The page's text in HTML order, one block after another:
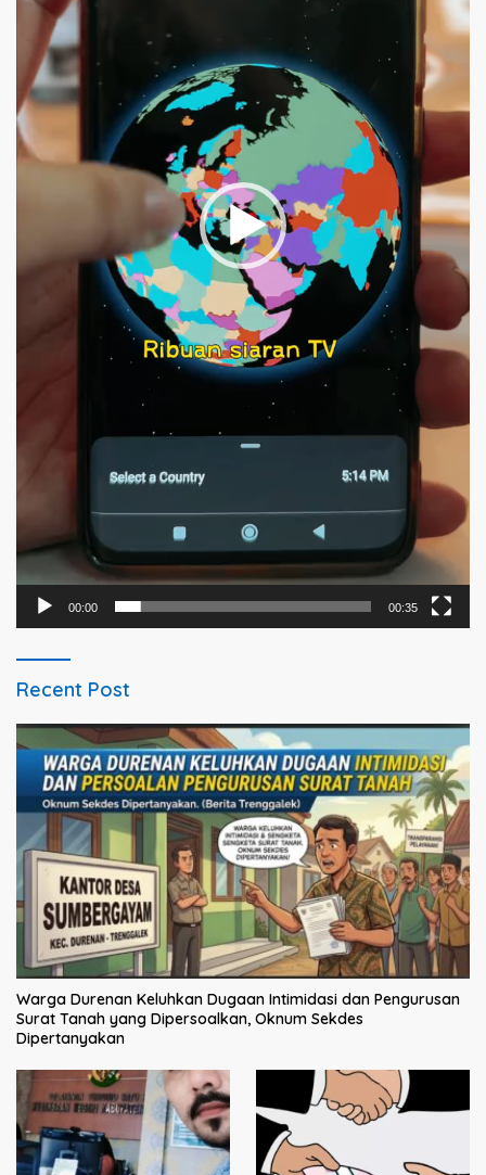
00:00 00:35
Recent Post
Warga Durenan Keluhkan Dugaan Intimidasi dan Pengurusan
Surat Tanah yang Dipersoalkan, Oknum Sekdes
Dipertanyakan